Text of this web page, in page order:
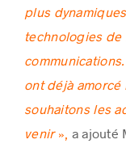
plus
technologies de
ont déjà
souhaitons les
venir», a ajouté